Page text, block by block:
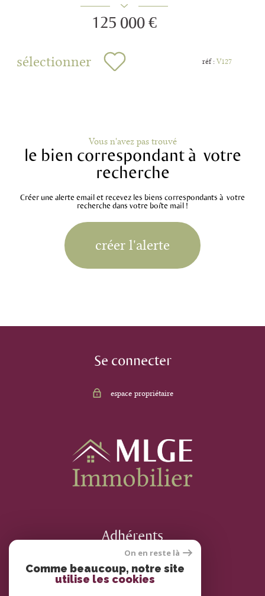
125 000 €
sélectionner réf : V127
Vous n'avez pas trouvé
le bien correspondant à votre
recherche
Créer une alerte email et recevez les biens correspondants à votre
recherche dans votre boîte mail !
créer l'alerte
Se connecter
espace propriétaire
Adhérents
On en reste là
Comme beaucoup, notre site
utilise les cookies